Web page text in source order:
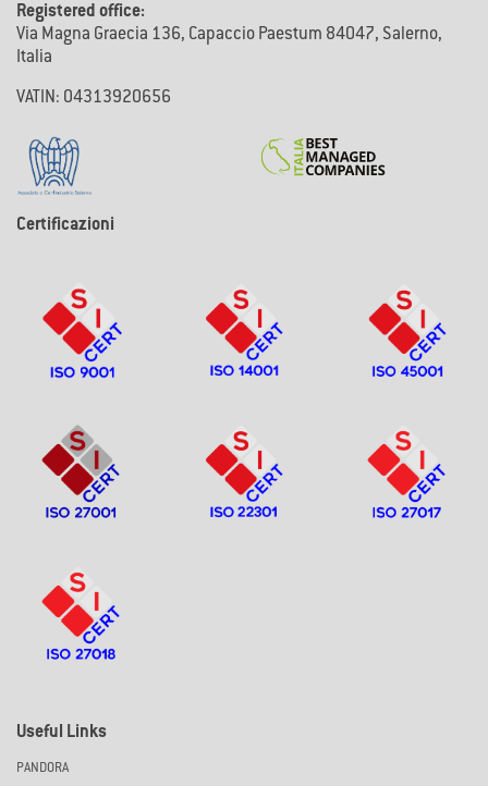
Registered office:
Via Magna Graecia 136, Capaccio Paestum 84047, Salerno,
Italia
VATIN: 04313920656
Certificazioni
Useful Links
PANDORA